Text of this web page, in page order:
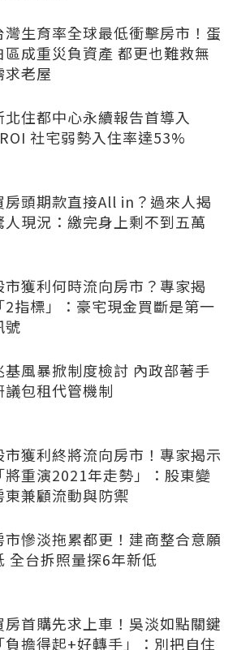
灣生育率全球最低衝擊房市！蛋
區成重災負資產 都更也難救無
求老屋
北住都中心永續報告首導入
社宅弱勢入住率達53%
房頭期款直接All in？過來人揭
人現況：繳完身上剩不到五萬
市獲利何時流向房市？專家揭
「2指標」：豪宅現金買斷是第一
號
基風暴掀制度檢討 內政部著手
議包租代管機制
市獲利終將流向房市！專家揭示
「將重演2021年走勢」：股東變
東兼顧流動與防禦
市慘淡拖累都更！建商整合意願
全台拆照量探6年新低
房首購先求上車！吳淡如點關鍵
「負擔得起+好轉手」：別把自住